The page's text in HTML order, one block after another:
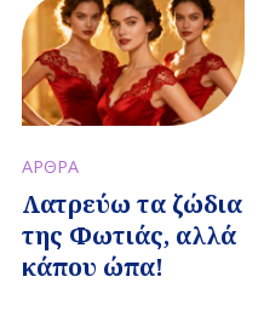
ΑΡΘΡΑ
Λατρεύω τα ζώδια
της Φωτιάς, αλλά
κάπου ώπα!